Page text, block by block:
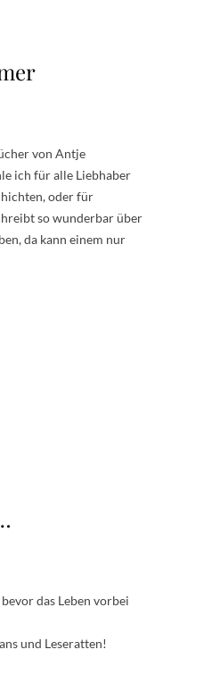
von Antje
ich für alle Liebhaber
oder für
so wunderbar über
da kann einem nur
das Leben vorbei
und Leseratten!